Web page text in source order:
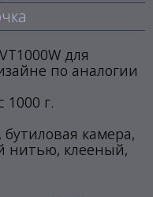
для
по аналогии
г.
камера,
нитью, клееный,